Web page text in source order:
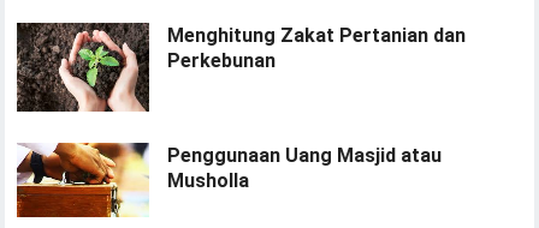
Menghitung Zakat Pertanian dan
Perkebunan
Penggunaan Uang Masjid atau
Musholla